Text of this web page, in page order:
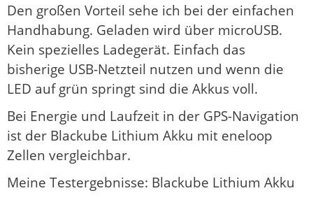
Den großen Vorteil sehe ich bei der einfachen
Handhabung. Geladen wird über microUSB.
Kein spezielles Ladegerät. Einfach das
bisherige USB-Netzteil nutzen und wenn die
LED auf grün springt sind die Akkus voll.
Bei Energie und Laufzeit in der GPS-Navigation
ist der Blackube Lithium Akku mit eneloop
Zellen vergleichbar.
Meine Testergebnisse: Blackube Lithium Akku